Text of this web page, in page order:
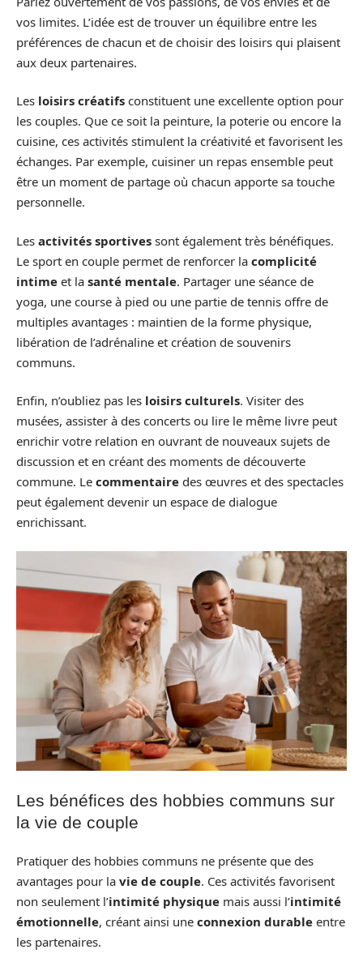
vos limites. L’idée est de trouver un équilibre entre les
préférences de chacun et de choisir des loisirs qui plaisent
aux deux partenaires.
Les loisirs créatifs constituent une excellente option pour
les couples. Que ce soit la peinture, la poterie ou encore la
cuisine, ces activités stimulent la créativité et favorisent les
échanges. Par exemple, cuisiner un repas ensemble peut
être un moment de partage où chacun apporte sa touche
personnelle.
Les activités sportives sont également très bénéfiques.
Le sport en couple permet de renforcer la complicité
intime et la santé mentale. Partager une séance de
yoga, une course à pied ou une partie de tennis offre de
multiples avantages : maintien de la forme physique,
libération de l’adrénaline et création de souvenirs
communs.
Enfin, n’oubliez pas les loisirs culturels. Visiter des
musées, assister à des concerts ou lire le même livre peut
enrichir votre relation en ouvrant de nouveaux sujets de
discussion et en créant des moments de découverte
commune. Le commentaire des œuvres et des spectacles
peut également devenir un espace de dialogue
enrichissant.
Les bénéfices des hobbies communs sur
la vie de couple
Pratiquer des hobbies communs ne présente que des
avantages pour la vie de couple. Ces activités favorisent
non seulement l’intimité physique mais aussi l’intimité
émotionnelle, créant ainsi une connexion durable entre
les partenaires.